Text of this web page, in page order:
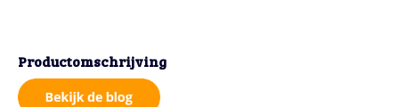
Productomschrijving